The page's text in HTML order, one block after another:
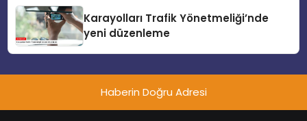
Karayolları Trafik Yönetmeliği’nde
yeni düzenleme
Haberin Doğru Adresi